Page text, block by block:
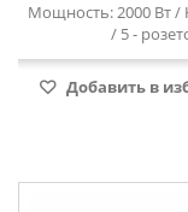
Мощность: 2000 Вт /
/ 5 -
Добавить в